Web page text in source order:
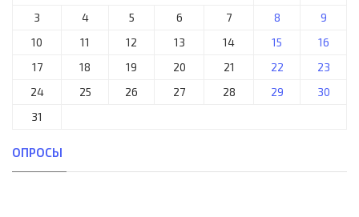
3
4 5 6 7 8
9
10
11 12 13 14 15
16
17
18 19 20 21 22
23
24
25 26 27 28 29
30
31
ОПРОСЫ